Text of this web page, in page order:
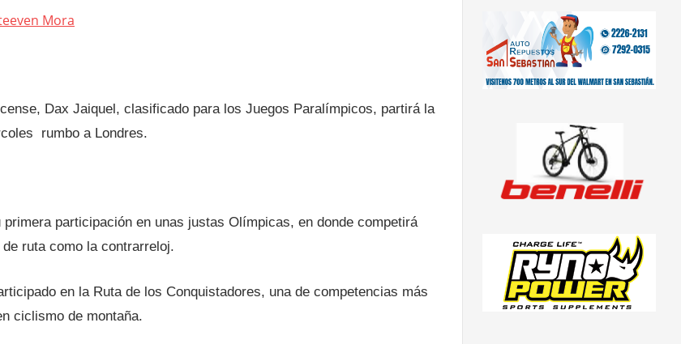
Mora
Dax Jaiquel, clasificado para los Juegos Paralímpicos, partirá la
rumbo a Londres.
primera participación en unas justas Olímpicas, en donde competirá
ruta como la contrarreloj.
en la Ruta de los Conquistadores, una de competencias más
ciclismo de montaña.